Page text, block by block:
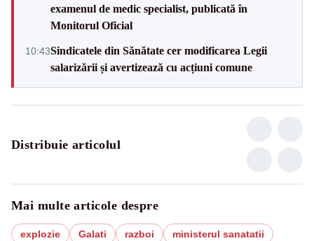
examenul de medic specialist, publicată în
Monitorul Oficial
10:43Sindicatele din Sănătate cer modificarea Legii
salarizării și avertizează cu acțiuni comune
Distribuie articolul
Mai multe articole despre
explozie Galati razboi
ministerul sanatatii